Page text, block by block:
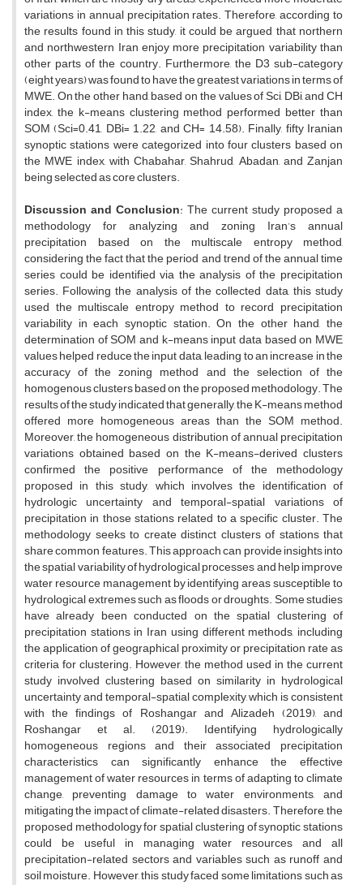
variations in annual precipitation rates. Therefore, according to
the results found in this study, it could be argued that northern
and northwestern Iran enjoy more precipitation variability than
other parts of the country. Furthermore, the D3 sub-category
(eight years) was found to have the greatest variations in terms of
MWE. On the other hand, based on the values of Sci, DBi, and CH
index, the k-means clustering method performed better than
SOM (Sci=0.41, DBi= 1.22, and CH= 14.58). Finally, fifty Iranian
synoptic stations were categorized into four clusters based on
the MWE index, with Chabahar, Shahrud, Abadan, and Zanjan
being selected as core clusters.
Discussion and Conclusion: The current study proposed a
methodology for analyzing and zoning Iran’s annual
precipitation based on the multiscale entropy method,
considering the fact that the period and trend of the annual time
series could be identified via the analysis of the precipitation
series. Following the analysis of the collected data, this study
used the multiscale entropy method to record precipitation
variability in each synoptic station. On the other hand, the
determination of SOM and k-means input data based on MWE
values helped reduce the input data, leading to an increase in the
accuracy of the zoning method and the selection of the
homogenous clusters based on the proposed methodology. The
results of the study indicated that generally, the K-means method
offered more homogeneous areas than the SOM method.
Moreover, the homogeneous distribution of annual precipitation
variations obtained based on the K-means-derived clusters
confirmed the positive performance of the methodology
proposed in this study, which involves the identification of
hydrologic uncertainty and temporal-spatial variations of
precipitation in those stations related to a specific cluster. The
methodology seeks to create distinct clusters of stations that
share common features. This approach can provide insights into
the spatial variability of hydrological processes and help improve
water resource management by identifying areas susceptible to
hydrological extremes such as floods or droughts. Some studies
have already been conducted on the spatial clustering of
precipitation stations in Iran using different methods, including
the application of geographical proximity or precipitation rate as
criteria for clustering. However, the method used in the current
study involved clustering based on similarity in hydrological
uncertainty and temporal-spatial complexity, which is consistent
with the findings of Roshangar and Alizadeh (2019), and
Roshangar et al. (2019). Identifying hydrologically
homogeneous regions and their associated precipitation
characteristics can significantly enhance the effective
management of water resources in terms of adapting to climate
change, preventing damage to water environments, and
mitigating the impact of climate-related disasters. Therefore, the
proposed methodology for spatial clustering of synoptic stations
could be useful in managing water resources and all
precipitation-related sectors and variables such as runoff and
soil moisture. However, this study faced some limitations such as